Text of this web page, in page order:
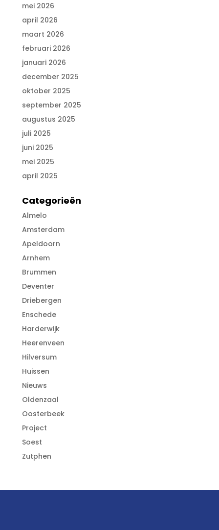
mei 2026
april 2026
maart 2026
februari 2026
januari 2026
december 2025
oktober 2025
september 2025
augustus 2025
juli 2025
juni 2025
mei 2025
april 2025
Categorieën
Almelo
Amsterdam
Apeldoorn
Arnhem
Brummen
Deventer
Driebergen
Enschede
Harderwijk
Heerenveen
Hilversum
Huissen
Nieuws
Oldenzaal
Oosterbeek
Project
Soest
Zutphen